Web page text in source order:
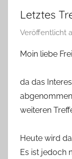
Letztes
Veröffentlicht
Moin liebe
da das
weiteren
Heute wird
Es ist jedoch